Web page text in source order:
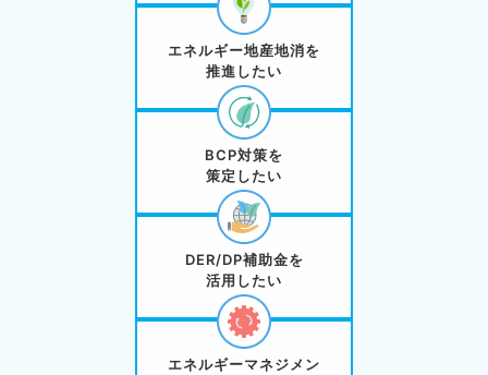
エネルギー地産地消を
推進したい
BCP対策を
策定したい
DER/DP補助金を
活用したい
エネルギーマネジメン